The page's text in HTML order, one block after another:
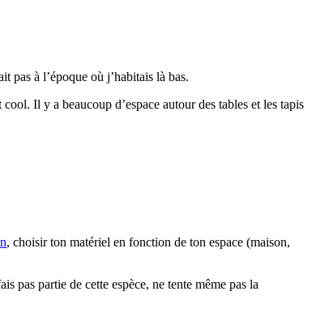
pas à l’époque où j’habitais là bas.
Il y a beaucoup d’espace autour des tables et les tapis
, choisir ton matériel en fonction de ton espace (maison,
pas partie de cette espèce, ne tente même pas la